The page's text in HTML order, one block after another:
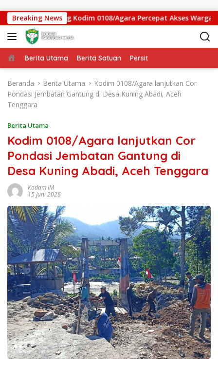
Breaking News
Gantung Kodim 0108/Agara Percepat Akses Warga Ds.
Beranda
Berita Utama Berita Satuan Persit
Beranda Berita Utama
Kodim 0108/Agara lanjutkan Cor
Pondasi Jembatan Gantung di Desa Kuning Abadi, Aceh
Tenggara
Berita Utama
Kodim 0108/Agara lanjutkan Cor
Pondasi Jembatan Gantung di
Desa Kuning Abadi, Aceh Tenggara
Kodam IM
15 Juni 2026